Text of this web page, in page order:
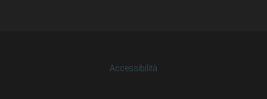
Accessibilità